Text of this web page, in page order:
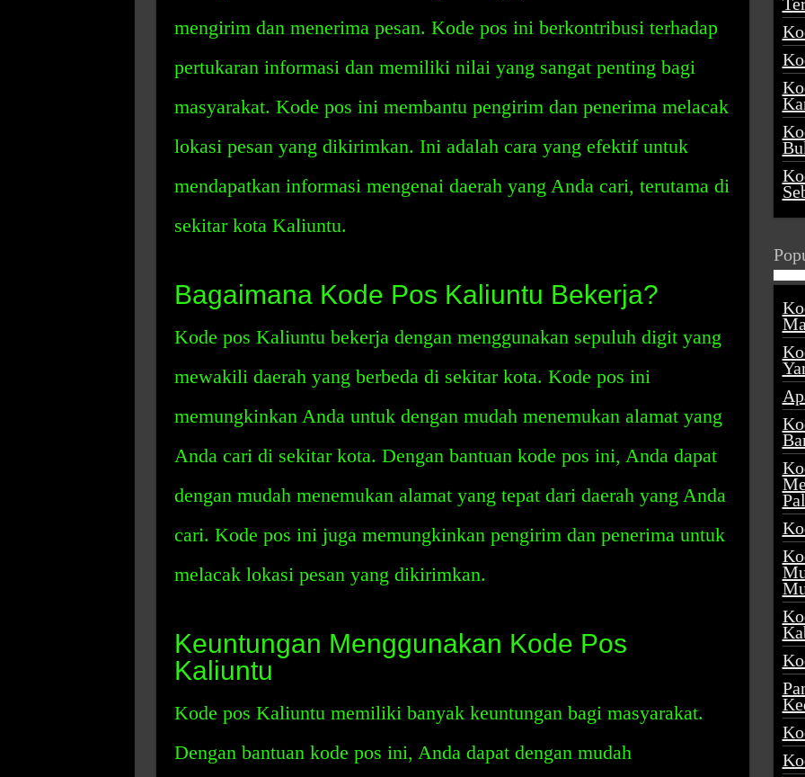
mengirim dan menerima pesan. Kode pos ini berkontribusi terhadap
pertukaran informasi dan memiliki nilai yang sangat penting bagi
masyarakat. Kode pos ini membantu pengirim dan penerima melacak
lokasi pesan yang dikirimkan. Ini adalah cara yang efektif untuk
mendapatkan informasi mengenai daerah yang Anda cari, terutama di
sekitar kota Kaliuntu.
Bagaimana Kode Pos Kaliuntu Bekerja?
Kode pos Kaliuntu bekerja dengan menggunakan sepuluh digit yang
mewakili daerah yang berbeda di sekitar kota. Kode pos ini
memungkinkan Anda untuk dengan mudah menemukan alamat yang
Anda cari di sekitar kota. Dengan bantuan kode pos ini, Anda dapat
dengan mudah menemukan alamat yang tepat dari daerah yang Anda
cari. Kode pos ini juga memungkinkan pengirim dan penerima untuk
melacak lokasi pesan yang dikirimkan.
Keuntungan Menggunakan Kode Pos
Kaliuntu
Kode pos Kaliuntu memiliki banyak keuntungan bagi masyarakat.
Dengan bantuan kode pos ini, Anda dapat dengan mudah